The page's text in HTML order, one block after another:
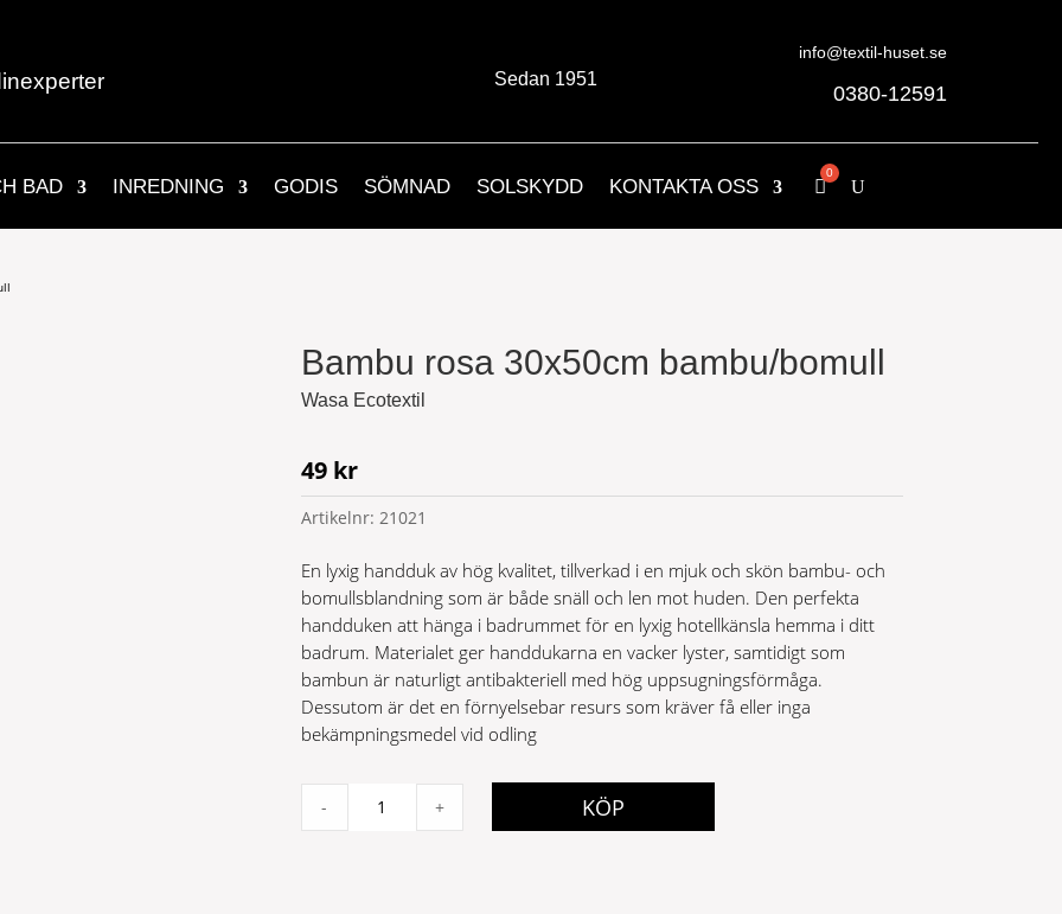
Sedan 1951
info@textil-huset.se
0380-12591
BAD INREDNING GODIS SÖMNAD SOLSKYDD KONTAKTA OSS
Bambu rosa 30x50cm bambu/bomull
Wasa Ecotextil
49 kr
Artikelnr: 21021
En lyxig handduk av hög kvalitet, tillverkad i en mjuk och skön bambu- och
bomullsblandning som är både snäll och len mot huden. Den perfekta
handduken att hänga i badrummet för en lyxig hotellkänsla hemma i ditt
badrum. Materialet ger handdukarna en vacker lyster, samtidigt som
bambun är naturligt antibakteriell med hög uppsugningsförmåga.
Dessutom är det en förnyelsebar resurs som kräver få eller inga
bekämpningsmedel vid odling
- + KÖP